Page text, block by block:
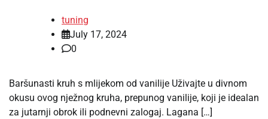
tuning
July 17, 2024
0
Baršunasti kruh s mlijekom od vanilije Uživajte u divnom
okusu ovog nježnog kruha, prepunog vanilije, koji je idealan
za jutarnji obrok ili podnevni zalogaj. Lagana […]